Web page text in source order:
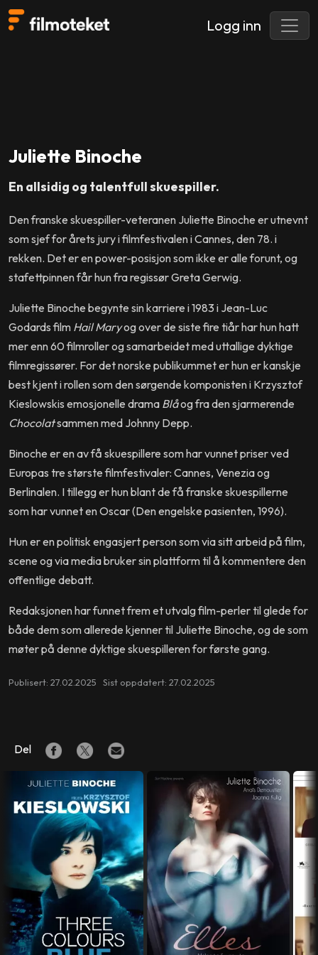
Logg inn
Juliette Binoche
En allsidig og talentfull skuespiller.
Den franske skuespiller-veteranen Juliette Binoche er utnevnt
som sjef for årets jury i filmfestivalen i Cannes, den 78. i
rekken. Det er en power-posisjon som ikke er alle forunt, og
stafettpinnen får hun fra regissør Greta Gerwig.
Juliette Binoche begynte sin karriere i 1983 i Jean-Luc
Godards film Hail Maryog over de siste fire tiår har hun hatt
mer enn 60 filmroller og samarbeidet med uttallige dyktige
filmregissører. For det norske publikummet er hun er kanskje
best kjent i rollen som den sørgende komponisten i Krzysztof
Kieslowskis emosjonelle drama Blåog fra den sjarmerende
Chocolatsammen med Johnny Depp.
Binoche er en av få skuespillere som har vunnet priser ved
Europas tre største filmfestivaler: Cannes, Venezia og
Berlinalen. I tillegg er hun blant de få franske skuespillerne
som har vunnet en Oscar (Den engelske pasienten, 1996).
Hun er en politisk engasjert person som via sitt arbeid på film,
scene og via media bruker sin plattform til å kommentere den
offentlige debatt.
Redaksjonen har funnet frem et utvalg film-perler til glede for
både dem som allerede kjenner til Juliette Binoche, og de som
møter på denne dyktige skuespilleren for første gang.
Publisert: 27.02.2025 Sist oppdatert: 27.02.2025
Del